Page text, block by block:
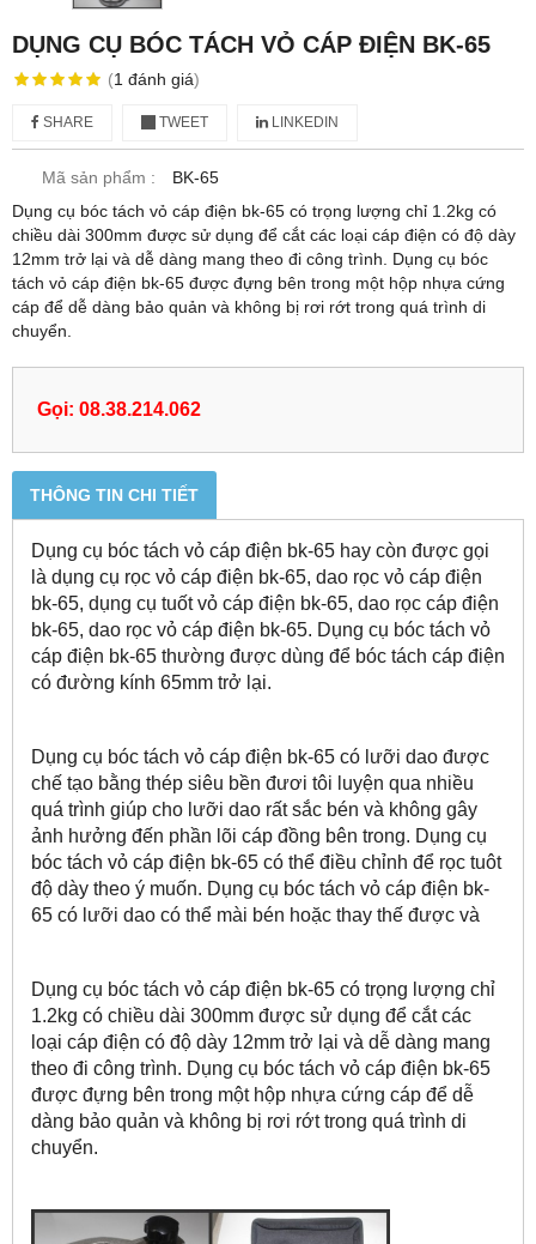
DỤNG CỤ BÓC TÁCH VỎ CÁP ĐIỆN BK-65
(1 đánh giá)
SHARE TWEET LINKEDIN
Mã sản phẩm :
BK-65
Dụng cụ bóc tách vỏ cáp điện bk-65 có trọng lượng chỉ 1.2kg có
chiều dài 300mm được sử dụng để cắt các loại cáp điện có độ dày
12mm trở lại và dễ dàng mang theo đi công trình. Dụng cụ bóc
tách vỏ cáp điện bk-65 được đựng bên trong một hộp nhựa cứng
cáp để dễ dàng bảo quản và không bị rơi rớt trong quá trình di
chuyển.
Gọi: 08.38.214.062
THÔNG TIN CHI TIẾT
Dụng cụ bóc tách vỏ cáp điện bk-65 hay còn được gọi
là dụng cụ rọc vỏ cáp điện bk-65, dao rọc vỏ cáp điện
bk-65, dụng cụ tuốt vỏ cáp điện bk-65, dao rọc cáp điện
bk-65, dao rọc vỏ cáp điện bk-65. Dụng cụ bóc tách vỏ
cáp điện bk-65 thường được dùng để bóc tách cáp điện
có đường kính 65mm trở lại.
Dụng cụ bóc tách vỏ cáp điện bk-65 có lưỡi dao được
chế tạo bằng thép siêu bền đươi tôi luyện qua nhiều
quá trình giúp cho lưỡi dao rất sắc bén và không gây
ảnh hưởng đến phần lõi cáp đồng bên trong. Dụng cụ
bóc tách vỏ cáp điện bk-65 có thể điều chỉnh để rọc tuôt
độ dày theo ý muốn. Dụng cụ bóc tách vỏ cáp điện bk-
65 có lưỡi dao có thể mài bén hoặc thay thế được và
Dụng cụ bóc tách vỏ cáp điện bk-65 có trọng lượng chỉ
1.2kg có chiều dài 300mm được sử dụng để cắt các
loại cáp điện có độ dày 12mm trở lại và dễ dàng mang
theo đi công trình. Dụng cụ bóc tách vỏ cáp điện bk-65
được đựng bên trong một hộp nhựa cứng cáp để dễ
dàng bảo quản và không bị rơi rớt trong quá trình di
chuyển.